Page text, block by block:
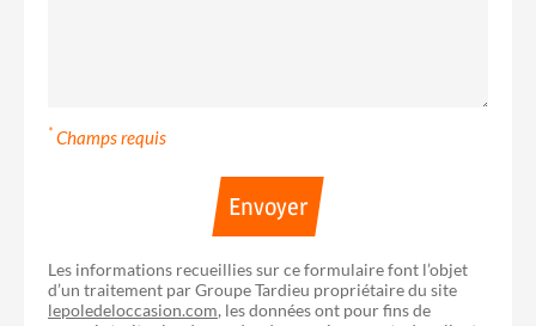
* Champs requis
Envoyer
Les informations recueillies sur ce formulaire font l’objet
d’un traitement par Groupe Tardieu propriétaire du site
lepoledeloccasion.com, les données ont pour fins de